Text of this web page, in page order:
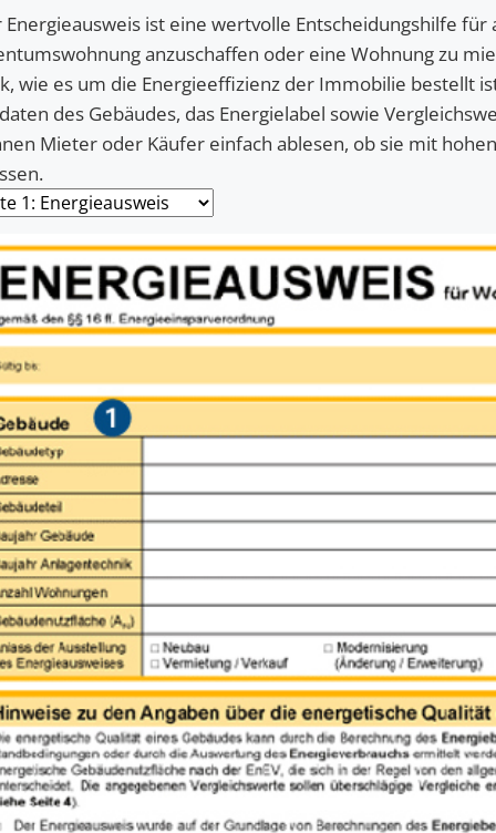
Energieausweis ist eine wertvolle Entscheidungshilfe
anzuschaffen oder eine Wohnung zu
wie es um die Energieeffizienz der Immobilie bestellt
des Gebäudes, das Energielabel sowie
Mieter oder Käufer einfach ablesen, ob sie mit